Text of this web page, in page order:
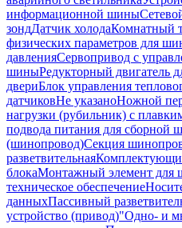
информационной шины
зондДатчик холодаКомнатный
физических параметров для
давленияСервопривод с
шиныРедукторный двигатель
двериБлок управления
датчиковНе указаноНожной
нагрузки (рубильник) с
подвода питания для сборной
(шинопровод)Секция
разветвительная
блокаМонтажный элемент для
техническое обеспечение
данныхПассивный
устройство (привод)"Одно- и